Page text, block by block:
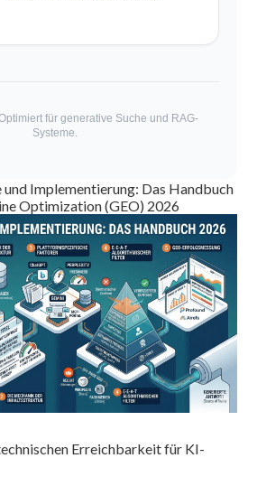
für generative Suche und RAG-
Systeme.
und Implementierung: Das Handbuch
Optimization (GEO) 2026
Erreichbarkeit für KI-